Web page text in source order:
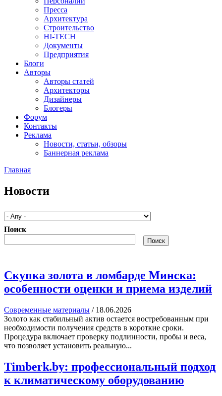
Пресса
Архитектура
Строительство
HI-TECH
Документы
Предприятия
Блоги
Авторы
Авторы статей
Архитекторы
Дизайнеры
Блогеры
Форум
Контакты
Реклама
Новости, статьи, обзоры
Баннерная реклама
Главная
Новости
Поиск
Поиск
Скупка золота в ломбарде Минска:
особенности оценки и приема изделий
Современные материалы / 18.06.2026
Золото как стабильный актив остается востребованным при
необходимости получения средств в короткие сроки.
Процедура включает проверку подлинности, пробы и веса,
что позволяет установить реальную...
Timberk.by: профессиональный подход
к климатическому оборудованию